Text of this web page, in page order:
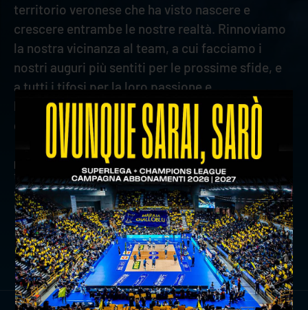
territorio veronese che ha visto nascere e
crescere entrambe le nostre realtà. Rinnoviamo
la nostra vicinanza al team, a cui facciamo i
nostri auguri più sentiti per le prossime sfide, e
a tutti i tifosi per la loro passione e
l’incoraggiamento che sapranno dare a questa
grande squadra".
precedente:taranto ha la meglio, withu verona cede al
tie-break
successivo:numeri e curiosità alla vigilia di withu verona -
gioiella prisma taranto
news prima squadra